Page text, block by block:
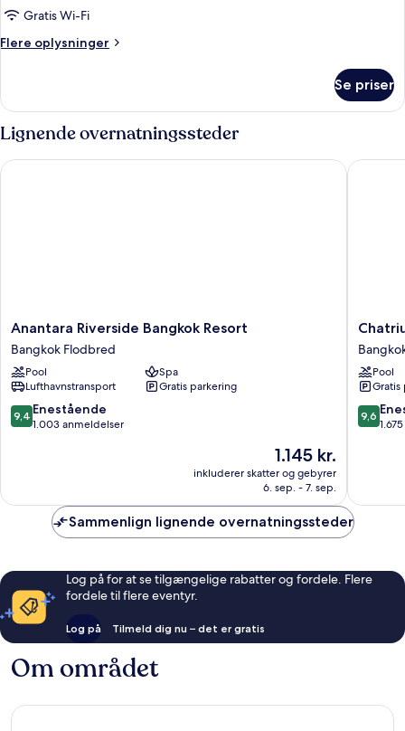
-
(Ratree)
Gratis Wi-Fi
Flere oplysninger
Flere
værelse
hjørneværelse
Se priser
Lignende overnatningssteder
Anantara
Riverside
Bangkok
Resort
Bangkok
Flodbred
Anantara Riverside Bangkok Resort
Bangkok Flodbred
Pool
Spa
Lufthavnstransport
Gratis parkering
9.4
ud
anmeldelser
9,4 Enestående
1.003 anmeldelser
Prisen
er
1.145 kr.
1.145 kr.
inkluderer skatter og gebyrer
6. sep. - 7. sep.
Anantara Riverside Bangkok Resort
Hotel
Pool
Gratis
9.6
ud
9,6
Sammenlign lignende overnatningssteder
Log på for at se tilgængelige rabatter og fordele. Flere
fordele til flere eventyr.
Log på Tilmeld dig nu – det er gratis
Om området